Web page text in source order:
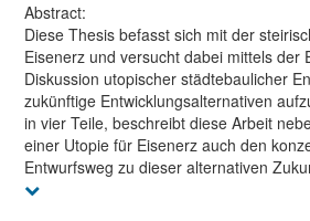
Abstract:
Diese Thesis befasst sich mit der
Eisenerz und versucht dabei mittels der
Diskussion utopischer städtebaulicher
zukünftige Entwicklungsalternativen
in vier Teile, beschreibt diese Arbeit
einer Utopie für Eisenerz auch den
Entwurfsweg zu dieser alternativen